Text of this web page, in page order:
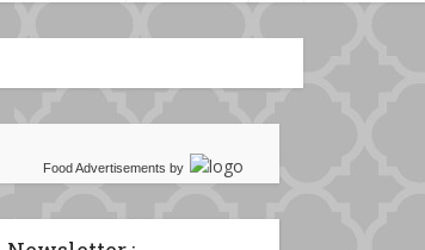
Food Advertisements by